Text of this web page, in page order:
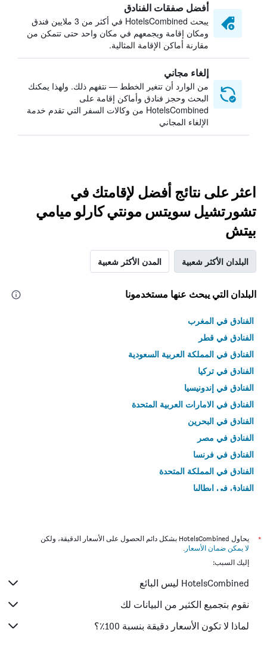
أفضل صفقات الفنادق
يبحث HotelsCombined في أكثر من 3 ملايين فندق
ومكان إقامة ويجمعهم في مكان واحد حتى تتمكن من
مقارنة أماكن الإقامة المثالية.
إلغاء مجاني
من الوارد أن تتغير الخطط — نتفهم ذلك. ولهذا يمكنك
البحث وحجز فنادق وأماكن إقامة على
HotelsCombined من وكالات السفر التي تقدم خدمة
الإلغاء المجاني
اعثر على نتائج أفضل لإقامتك في
تشورتشيل سويتس مونتي كارلو ميامي
بيتش
البلدان الأكثر شعبية المدن الأكثر شعبية
البلدان التي يبحث عنها مستخدمونا
الفنادق في المغرب
الفنادق في قطر
الفنادق في المملكة العربية السعودية
الفنادق في تركيا
الفنادق في إندونيسيا
الفنادق في الامارات العربية المتحدة
الفنادق في البحرين
الفنادق في مصر
الفنادق في فرنسا
الفنادق في المملكة المتحدة
الفنادق في إيطاليا
*
يحاول HotelsCombined بشكل دائم الحصول على الأسعار الدقيقة، ولكن
لا يمكن ضمان الأسعار .
إليك السبب:
HotelsCombined ليس البائع
نقوم بتجميع الكثير من البيانات لك
لماذا لا تكون الأسعار دقيقة بنسبة 100٪؟